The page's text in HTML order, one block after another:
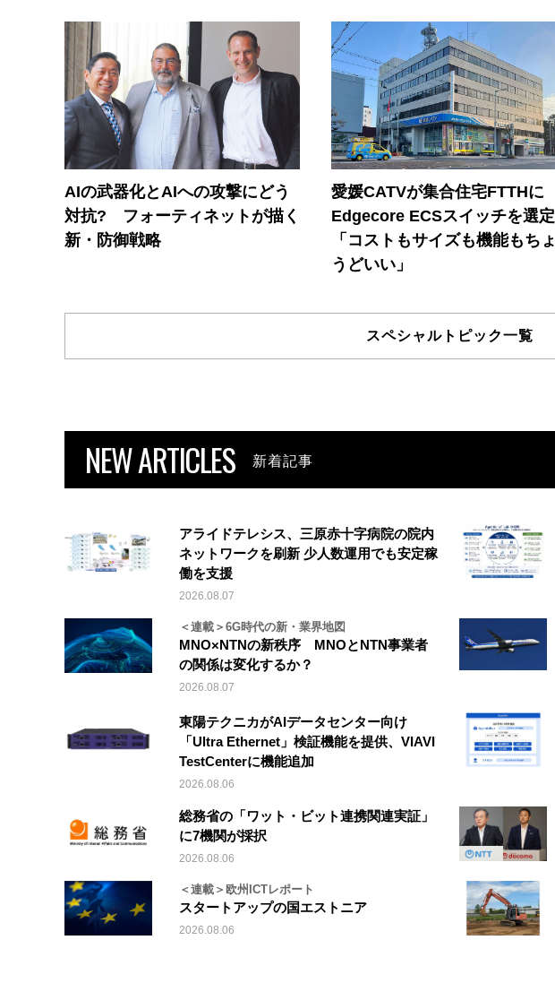
AIの武器化とAIへの攻撃にどう
対抗? フォーティネットが描く
新・防御戦略
愛媛CATVが集合住宅FTTHに
Edgecore ECSスイッチを選定
「コストもサイズも機能もちょ
うどいい」
スペシャルトピック一覧
NEW ARTICLES 新着記事
アライドテレシス、三原赤十字病院の院内
ネットワークを刷新 少人数運用でも安定稼
働を支援
2026.08.07
＜連載＞6G時代の新・業界地図
MNO×NTNの新秩序 MNOとNTN事業者
の関係は変化するか？
2026.08.07
東陽テクニカがAIデータセンター向け
「Ultra Ethernet」検証機能を提供、VIAVI
TestCenterに機能追加
2026.08.06
総務省の「ワット・ビット連携関連実証」
に7機関が採択
2026.08.06
＜連載＞欧州ICTレポート
スタートアップの国エストニア
2026.08.06